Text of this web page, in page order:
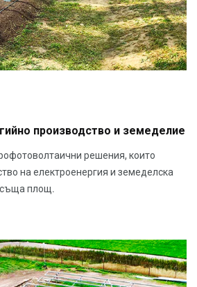
производство и земеделие
решения, които
на електроенергия и земеделска
съща площ.